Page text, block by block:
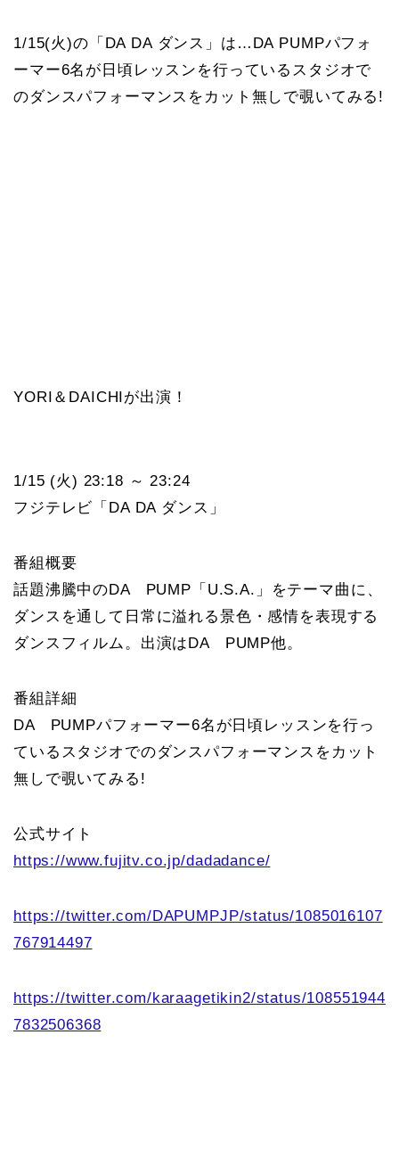
1/15(火)の「DA DA ダンス」は…DA PUMPパフォ
ーマー6名が日頃レッスンを行っているスタジオで
のダンスパフォーマンスをカット無しで覗いてみる!
YORI＆DAICHIが出演！
1/15 (火) 23:18 ～ 23:24
フジテレビ「DA DA ダンス」
番組概要
話題沸騰中のDA PUMP「U.S.A.」をテーマ曲に、
ダンスを通して日常に溢れる景色・感情を表現する
ダンスフィルム。出演はDA PUMP他。
番組詳細
DA PUMPパフォーマー6名が日頃レッスンを行っ
ているスタジオでのダンスパフォーマンスをカット
無しで覗いてみる!
公式サイト
https://www.fujitv.co.jp/dadadance/
https://twitter.com/DAPUMPJP/status/1085016107
767914497
https://twitter.com/karaagetikin2/status/108551944
7832506368